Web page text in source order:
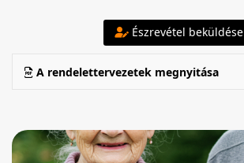
Észrevétel beküldése
A rendelettervezetek megnyitása